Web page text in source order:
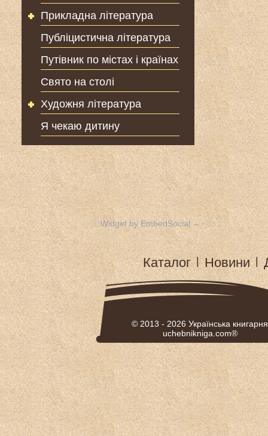
Прикладна література
Публіцистична література
Путівник по містах і країнах
Свято на столі
Художня література
Я чекаю дитину
Widget by EmbedSocial →
Каталог | Новини
© 2013 - 2026 Українська книгарня
uchebnikniga.com®